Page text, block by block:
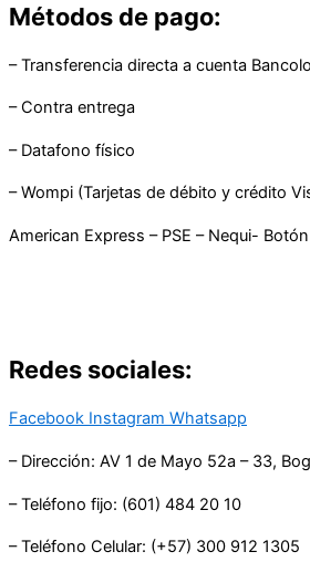
Métodos de pago:
– Transferencia directa a cuenta
– Contra entrega
– Datafono físico
– Wompi (Tarjetas de débito y crédito
American Express – PSE – Nequi-
Redes sociales:
Facebook Instagram Whatsapp
– Dirección: AV 1 de Mayo 52a – 33,
– Teléfono fijo: (601) 484 20 10
– Teléfono Celular: (+57) 300 912 1305